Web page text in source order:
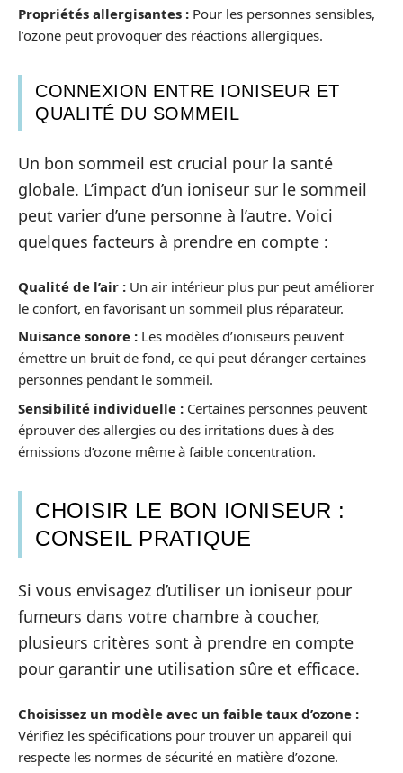
Propriétés allergisantes : Pour les personnes sensibles,
l’ozone peut provoquer des réactions allergiques.
CONNEXION ENTRE IONISEUR ET
QUALITÉ DU SOMMEIL
Un bon sommeil est crucial pour la santé
globale. L’impact d’un ioniseur sur le sommeil
peut varier d’une personne à l’autre. Voici
quelques facteurs à prendre en compte :
Qualité de l’air : Un air intérieur plus pur peut améliorer
le confort, en favorisant un sommeil plus réparateur.
Nuisance sonore : Les modèles d’ioniseurs peuvent
émettre un bruit de fond, ce qui peut déranger certaines
personnes pendant le sommeil.
Sensibilité individuelle : Certaines personnes peuvent
éprouver des allergies ou des irritations dues à des
émissions d’ozone même à faible concentration.
CHOISIR LE BON IONISEUR :
CONSEIL PRATIQUE
Si vous envisagez d’utiliser un ioniseur pour
fumeurs dans votre chambre à coucher,
plusieurs critères sont à prendre en compte
pour garantir une utilisation sûre et efficace.
Choisissez un modèle avec un faible taux d’ozone :
Vérifiez les spécifications pour trouver un appareil qui
respecte les normes de sécurité en matière d’ozone.